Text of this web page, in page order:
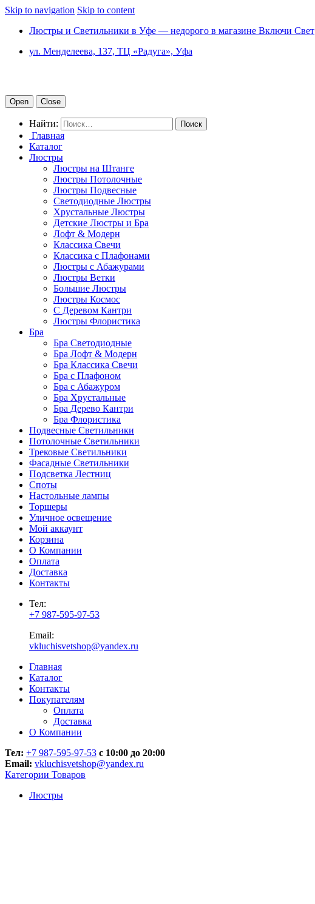
Skip to navigation Skip to content
Люстры и Светильники в Уфе — недорого в магазине Включи Свет
ул. Менделеева, 137, ТЦ «Радуга», Уфа
Open Close
Найти:
Главная
Каталог
Люстры
Люстры на Штанге
Люстры Потолочные
Люстры Подвесные
Светодиодные Люстры
Хрустальные Люстры
Детские Люстры и Бра
Лофт & Модерн
Классика Свечи
Классика с Плафонами
Люстры с Абажурами
Люстры Ветки
Большие Люстры
Люстры Космос
С Деревом Кантри
Люстры Флористика
Бра
Бра Светодиодные
Бра Лофт & Модерн
Бра Классика Свечи
Бра с Плафоном
Бра с Абажуром
Бра Хрустальные
Бра Дерево Кантри
Бра Флористика
Подвесные Светильники
Потолочные Светильники
Трековые Светильники
Фасадные Светильники
Подсветка Лестниц
Споты
Настольные лампы
Торшеры
Уличное освещение
Мой аккаунт
Корзина
О Компании
Оплата
Доставка
Контакты
Тел:
+7 987-595-97-53
Email:
vkluchisvetshop@yandex.ru
Главная
Каталог
Контакты
Покупателям
Оплата
Доставка
О Компании
Тел: +7 987-595-97-53 с 10:00 до 20:00
Email: vkluchisvetshop@yandex.ru
Категории Товаров
Люстры